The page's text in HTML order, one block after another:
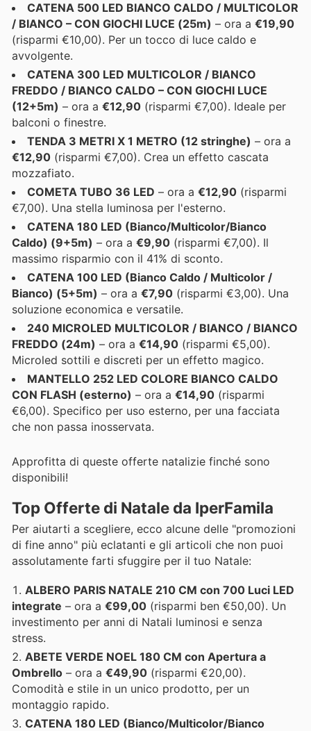
CATENA 500 LED BIANCO CALDO / MULTICOLOR
/ BIANCO – CON GIOCHI LUCE (25m) – ora a €19,90
(risparmi €10,00). Per un tocco di luce caldo e
avvolgente.
CATENA 300 LED MULTICOLOR / BIANCO
FREDDO / BIANCO CALDO – CON GIOCHI LUCE
(12+5m) – ora a €12,90 (risparmi €7,00). Ideale per
balconi o finestre.
TENDA 3 METRI X 1 METRO (12 stringhe) – ora a
€12,90 (risparmi €7,00). Crea un effetto cascata
mozzafiato.
COMETA TUBO 36 LED – ora a €12,90 (risparmi
€7,00). Una stella luminosa per l'esterno.
CATENA 180 LED (Bianco/Multicolor/Bianco
Caldo) (9+5m) – ora a €9,90 (risparmi €7,00). Il
massimo risparmio con il 41% di sconto.
CATENA 100 LED (Bianco Caldo / Multicolor /
Bianco) (5+5m) – ora a €7,90 (risparmi €3,00). Una
soluzione economica e versatile.
240 MICROLED MULTICOLOR / BIANCO / BIANCO
FREDDO (24m) – ora a €14,90 (risparmi €5,00).
Microled sottili e discreti per un effetto magico.
MANTELLO 252 LED COLORE BIANCO CALDO
CON FLASH (esterno) – ora a €14,90 (risparmi
€6,00). Specifico per uso esterno, per una facciata
che non passa inosservata.
Approfitta di queste offerte natalizie finché sono
disponibili!
Top Offerte di Natale da IperFamila
Per aiutarti a scegliere, ecco alcune delle "promozioni
di fine anno" più eclatanti e gli articoli che non puoi
assolutamente farti sfuggire per il tuo Natale:
ALBERO PARIS NATALE 210 CM con 700 Luci LED
integrate – ora a €99,00 (risparmi ben €50,00). Un
investimento per anni di Natali luminosi e senza
stress.
ABETE VERDE NOEL 180 CM con Apertura a
Ombrello – ora a €49,90 (risparmi €20,00).
Comodità e stile in un unico prodotto, per un
montaggio rapido.
CATENA 180 LED (Bianco/Multicolor/Bianco